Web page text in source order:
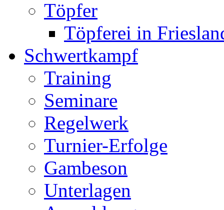
Töpfer
Töpferei in
Schwertkampf
Training
Seminare
Regelwerk
Turnier-Erfolge
Gambeson
Unterlagen